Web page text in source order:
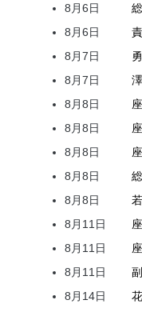
8月6日
8月6日
8月7日
8月7日
8月8日
8月8日
8月8日
8月8日
8月8日
8月11日
8月11日
8月11日
8月14日